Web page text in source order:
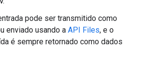
pode ser transmitido como
enviado usando a API Files, e o
é sempre retornado como dados